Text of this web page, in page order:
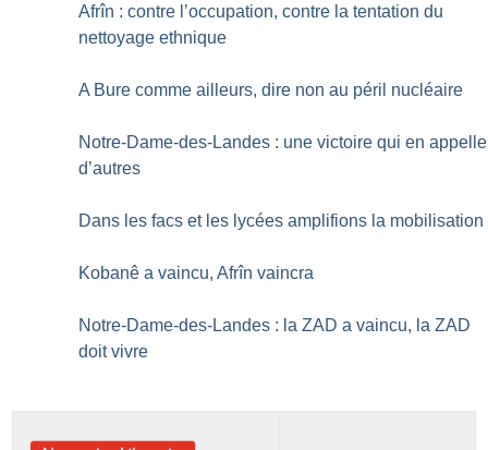
Afrîn : contre l’occupation, contre la tentation du
nettoyage ethnique
A Bure comme ailleurs, dire non au péril nucléaire
Notre-Dame-des-Landes : une victoire qui en appelle
d’autres
Dans les facs et les lycées amplifions la mobilisation
Kobanê a vaincu, Afrîn vaincra
Notre-Dame-des-Landes : la ZAD a vaincu, la ZAD
doit vivre